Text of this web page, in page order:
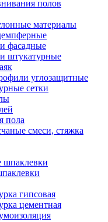
полов
материалы
фасадные
штукатурные
углозащитные
сетки
пола
смеси, стяжка
шпаклевки
гипсовая
цементная